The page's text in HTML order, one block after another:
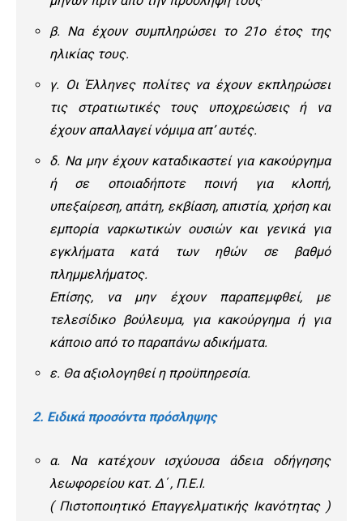
β. Να έχουν συμπληρώσει το 21ο έτος της
ηλικίας τους.
γ. Οι Έλληνες πολίτες να έχουν εκπληρώσει
τις στρατιωτικές τους υποχρεώσεις ή να
έχουν απαλλαγεί νόμιμα απ’ αυτές.
δ. Να μην έχουν καταδικαστεί για κακούργημα
ή σε οποιαδήποτε ποινή για κλοπή,
υπεξαίρεση, απάτη, εκβίαση, απιστία, χρήση και
εμπορία ναρκωτικών ουσιών και γενικά για
εγκλήματα κατά των ηθών σε βαθμό
πλημμελήματος.
Επίσης, να μην έχουν παραπεμφθεί, με
τελεσίδικο βούλευμα, για κακούργημα ή για
κάποιο από το παραπάνω αδικήματα.
ε. Θα αξιολογηθεί η προϋπηρεσία.
2. Ειδικά προσόντα πρόσληψης
α. Να κατέχουν ισχύουσα άδεια οδήγησης
λεωφορείου κατ. Δ΄ , Π.Ε.Ι.
( Πιστοποιητικό Επαγγελματικής Ικανότητας )